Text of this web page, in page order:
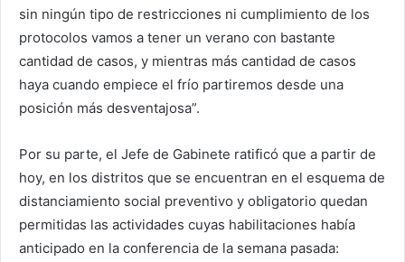
sin ningún tipo de restricciones ni cumplimiento de los
protocolos vamos a tener un verano con bastante
cantidad de casos, y mientras más cantidad de casos
haya cuando empiece el frío partiremos desde una
posición más desventajosa”.
Por su parte, el Jefe de Gabinete ratificó que a partir de
hoy, en los distritos que se encuentran en el esquema de
distanciamiento social preventivo y obligatorio quedan
permitidas las actividades cuyas habilitaciones había
anticipado en la conferencia de la semana pasada: